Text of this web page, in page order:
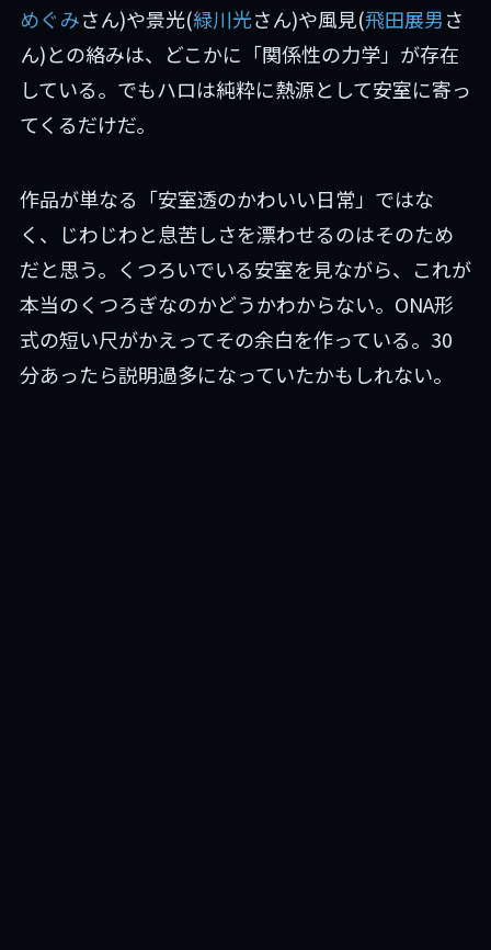
めぐみさん)や景光(緑川光さん)や風見(飛田展男さ
ん)との絡みは、どこかに「関係性の力学」が存在
している。でもハロは純粋に熱源として安室に寄っ
てくるだけだ。
作品が単なる「安室透のかわいい日常」ではな
く、じわじわと息苦しさを漂わせるのはそのため
だと思う。くつろいでいる安室を見ながら、これが
本当のくつろぎなのかどうかわからない。ONA形
式の短い尺がかえってその余白を作っている。30
分あったら説明過多になっていたかもしれない。